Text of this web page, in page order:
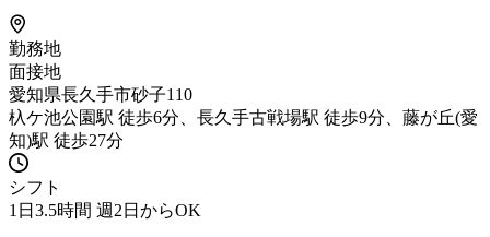
勤務地
面接地
愛知県長久手市砂子110
杁ケ池公園駅 徒歩6分、長久手古戦場駅 徒歩9分、藤が丘(愛
知)駅 徒歩27分
シフト
1日3.5時間 週2日からOK